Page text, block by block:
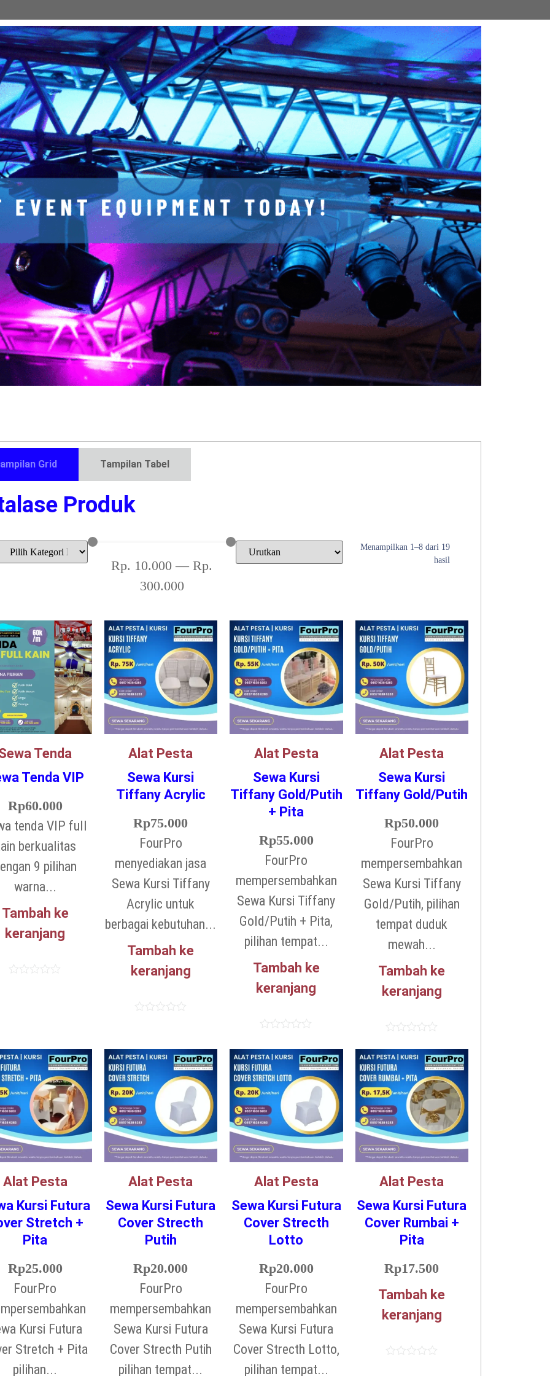
Grid Tampilan Tabel
Produk
Rp. 10.000 —Rp.
300.000
Menampilkan 1–8 dari 19
hasil
Tenda
Tenda VIP
Rp60.000
tenda VIP full
berkualitas
9 pilihan
warna...
Tambah ke
keranjang
Alat Pesta
Sewa Kursi
Tiffany Acrylic
Rp75.000
FourPro
menyediakan jasa
Sewa Kursi Tiffany
Acrylic untuk
berbagai kebutuhan...
Tambah ke
keranjang
5
Alat Pesta
Sewa Kursi
Tiffany Gold/Putih
+ Pita
Rp55.000
FourPro
mempersembahkan
Sewa Kursi Tiffany
Gold/Putih + Pita,
pilihan tempat...
Tambah ke
keranjang
0
dari
5
Alat Pesta
Sewa Kursi
Tiffany Gold/Putih
Rp50.000
FourPro
mempersembahkan
Sewa Kursi Tiffany
Gold/Putih, pilihan
tempat duduk
mewah...
Tambah ke
keranjang
0
dari
5
Alat Pesta
Kursi Futura
Stretch +
Pita
Rp25.000
FourPro
Kursi Futura
Stretch + Pita
pilihan...
Alat Pesta
Sewa Kursi Futura
Cover Strecth
Putih
Rp20.000
FourPro
mempersembahkan
Sewa Kursi Futura
Cover Strecth Putih
pilihan tempat...
Alat Pesta
Sewa Kursi Futura
Cover Strecth
Lotto
Rp20.000
FourPro
mempersembahkan
Sewa Kursi Futura
Cover Strecth Lotto,
pilihan tempat...
Alat Pesta
Sewa Kursi Futura
Cover Rumbai +
Pita
Rp17.500
Tambah ke
keranjang